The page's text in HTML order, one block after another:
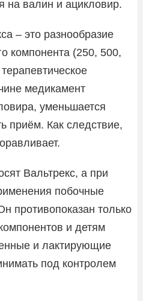
на валин и ацикловир.
– это разнообразие
компонента (250, 500,
медикамент
уменьшается
приём. Как следствие,
Вальтрекс, а при
побочные
противопоказан только
и детям
и лактирующие
под контролем